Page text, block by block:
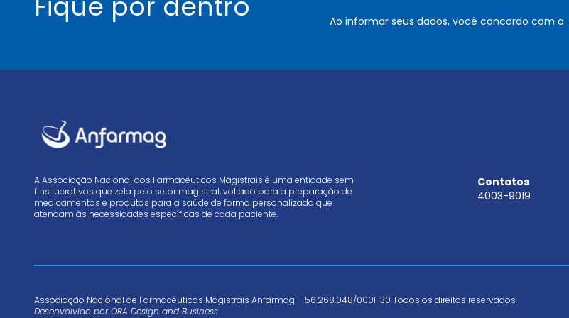
*
i
Ao informar seus dados, você concordo com a
A Associação Nacional dos Farmacêuticos Magistrais é uma entidade sem
fins lucrativos que zela pelo setor magistral, voltado para a preparação de
medicamentos e produtos para a saúde de forma personalizada que
atendam às necessidades específicas de cada paciente.
Contatos
4003-9019
Associação Nacional de Farmacêuticos Magistrais Anfarmag – 56.268.048/0001-30 Todos os direitos reservados
Desenvolvido porORA Design and Business